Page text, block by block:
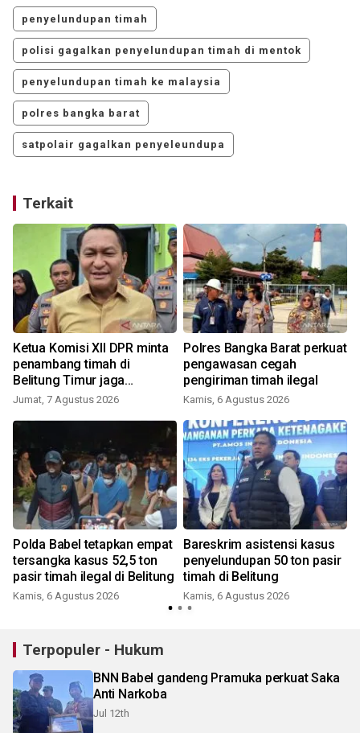
penyelundupan timah
polisi gagalkan penyelundupan timah di mentok
penyelundupan timah ke malaysia
polres bangka barat
satpolair gagalkan penyeleundupa
Terkait
Ketua Komisi XII DPR minta
penambang timah di
Belitung Timur jaga
kondusifitas
Jumat, 7 Agustus 2026
Polres Bangka Barat perkuat
pengawasan cegah
pengiriman timah ilegal
Kamis, 6 Agustus 2026
Polda Babel tetapkan empat
tersangka kasus 52,5 ton
pasir timah ilegal di Belitung
Kamis, 6 Agustus 2026
Bareskrim asistensi kasus
penyelundupan 50 ton pasir
timah di Belitung
Kamis, 6 Agustus 2026
Terpopuler - Hukum
BNN Babel gandeng Pramuka perkuat Saka
Anti Narkoba
Jul 12th